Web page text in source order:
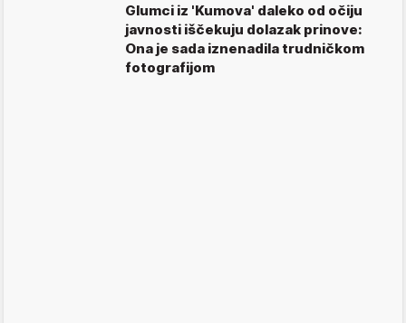
Glumci iz 'Kumova' daleko od očiju
javnosti iščekuju dolazak prinove:
Ona je sada iznenadila trudničkom
fotografijom